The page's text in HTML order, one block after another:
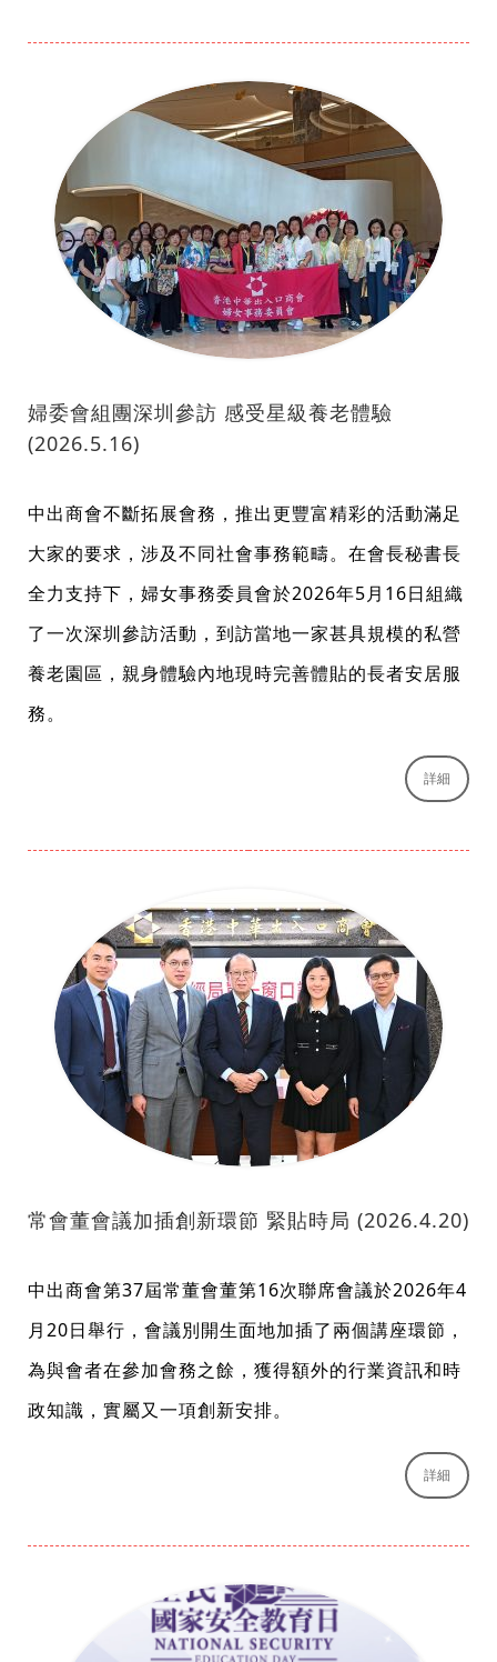
婦委會組團深圳參訪 感受星級養老體驗
(2026.5.16)
中出商會不斷拓展會務，推出更豐富精彩的活動滿足
大家的要求，涉及不同社會事務範疇。在會長秘書長
全力支持下，婦女事務委員會於2026年5月16日組織
了一次深圳參訪活動，到訪當地一家甚具規模的私營
養老園區，親身體驗內地現時完善體貼的長者安居服
務。
詳細
常會董會議加插創新環節 緊貼時局 (2026.4.20)
中出商會第37屆常董會董第16次聯席會議於2026年4
月20日舉行，會議別開生面地加插了兩個講座環節，
為與會者在參加會務之餘，獲得額外的行業資訊和時
政知識，實屬又一項創新安排。
詳細